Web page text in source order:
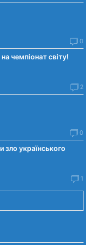
0
чемпіонат світу!
2
0
українського
1